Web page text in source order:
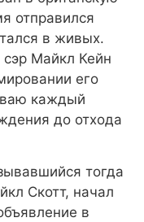
отправился
в живых.
Майкл Кейн
его
каждый
до отхода
тогда
Скотт, начал
в